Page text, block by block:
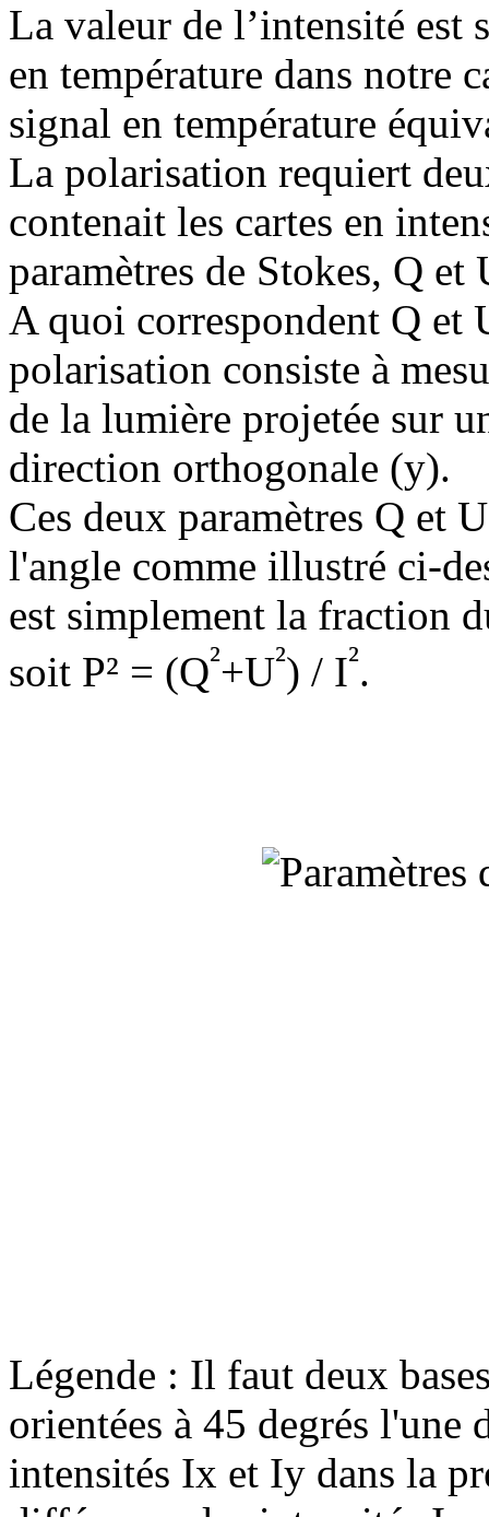
La valeur de l’intensité
en température dans notre
signal en température
La polarisation requiert
contenait les cartes en
paramètres de Stokes, Q et
A quoi correspondent Q et
polarisation consiste à
de la lumière projetée sur
direction orthogonale (y).
Ces deux paramètres Q et
l'angle comme illustré ci-
est simplement la fraction
soit P² = (Q²+U²) / I².
Légende : Il faut deux
orientées à 45 degrés l'une
intensités Ix et Iy dans la